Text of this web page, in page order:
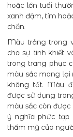
hoặc lớn tuổi
xanh đậm, tím
chắn.
Màu trắng trong
cho sự tinh khiết
trong trang phục
màu sắc mang lại
không tốt. Màu
được sử dụng
màu sắc còn
ý nghĩa phức tạp
thẩm mỹ của